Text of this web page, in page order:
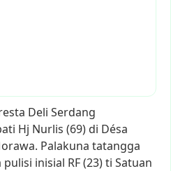
Deli Serdang
Hj Nurlis (69) di Désa
Palakuna tatangga
pulisi inisial RF(23)ti Satuan